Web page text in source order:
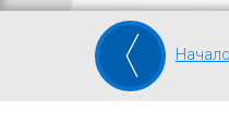
Начало